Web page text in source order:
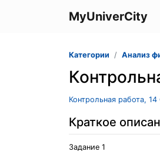
MyUniverCity
Категории Анализ
Контрольная работа,
Краткое
Задание 1